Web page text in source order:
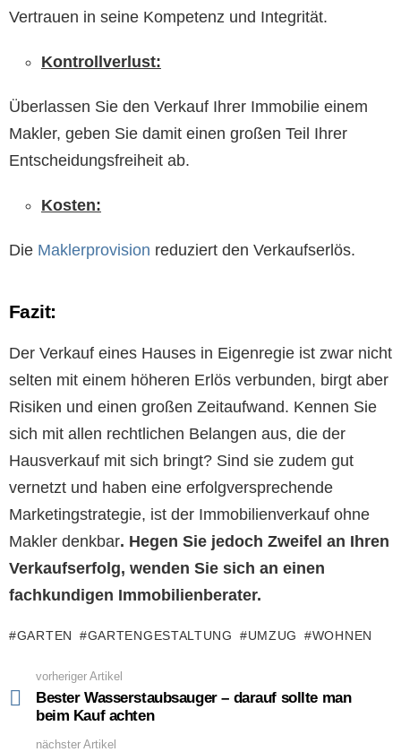
Vertrauen in seine Kompetenz und Integrität.
Kontrollverlust:
Überlassen Sie den Verkauf Ihrer Immobilie einem
Makler, geben Sie damit einen großen Teil Ihrer
Entscheidungsfreiheit ab.
Kosten:
Die Maklerprovision reduziert den Verkaufserlös.
Fazit:
Der Verkauf eines Hauses in Eigenregie ist zwar nicht
selten mit einem höheren Erlös verbunden, birgt aber
Risiken und einen großen Zeitaufwand. Kennen Sie
sich mit allen rechtlichen Belangen aus, die der
Hausverkauf mit sich bringt? Sind sie zudem gut
vernetzt und haben eine erfolgversprechende
Marketingstrategie, ist der Immobilienverkauf ohne
Makler denkbar. Hegen Sie jedoch Zweifel an Ihren
Verkaufserfolg, wenden Sie sich an einen
fachkundigen Immobilienberater.
GARTEN GARTENGESTALTUNG UMZUG WOHNEN
more
vorheriger Artikel
Bester Wasserstaubsauger – darauf sollte man
beim Kauf achten
nächster Artikel